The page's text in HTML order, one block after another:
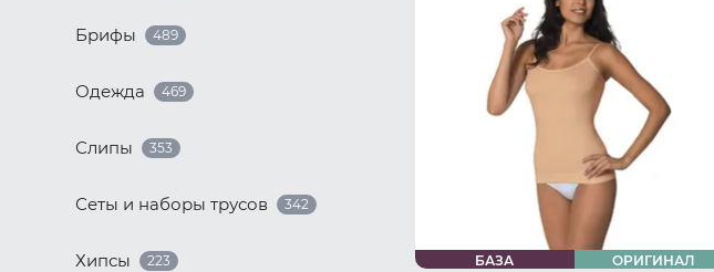
Брифы 489
Одежда 469
Слипы 353
Сеты и наборы трусов 342
Хипсы 223
56 RU / XXXXL 58 RU / 5XL
БАЗА ОРИГИНАЛ